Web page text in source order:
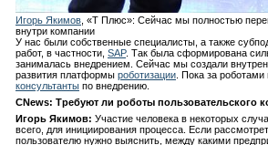
Игорь Якимов , «Т Плюс»: Сейчас мы полностью
внутри компании
У нас были собственные специалисты, а также
работ, в частности, SAP. Так была сформирована
занималась внедрением. Сейчас мы создали
развития платформы роботизации . Пока за
консультанты по внедрению.
CNews: Требуют ли роботы пользовательского
Игорь Якимов: Участие человека в некоторых
всего, для инициирования процесса. Если
пользователю нужно выяснить, между какими